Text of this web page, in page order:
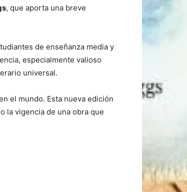
, que aporta una breve
de enseñanza media y
especialmente valioso
universal.
el mundo. Esta nueva edición
la vigencia de una obra que